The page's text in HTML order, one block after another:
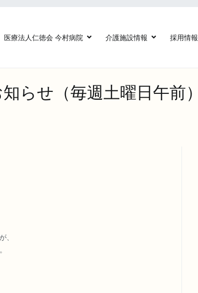
村病院【鳥栖駅前】
医療法人仁徳会 今村病院 介護施設情報 採用情報
らせ（毎週土曜日午前）
、